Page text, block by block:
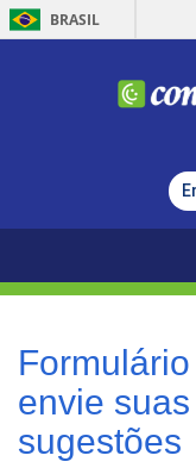
BRASIL
envie
sugestões